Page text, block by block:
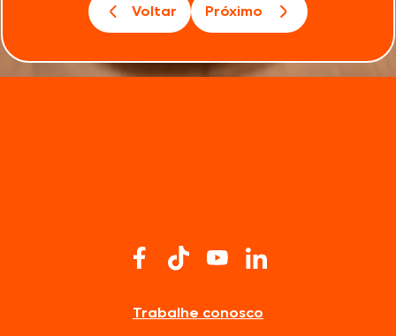
Voltar Próximo
Trabalhe conosco